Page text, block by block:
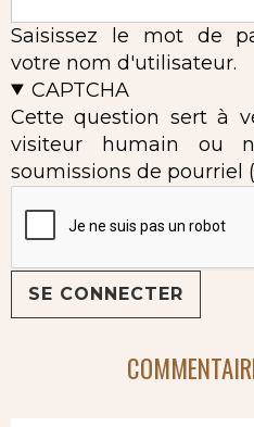
Saisissez le mot de
votre nom d'utilisateur.
CAPTCHA
Cette question sert à
visiteur humain ou
soumissions de pourriel